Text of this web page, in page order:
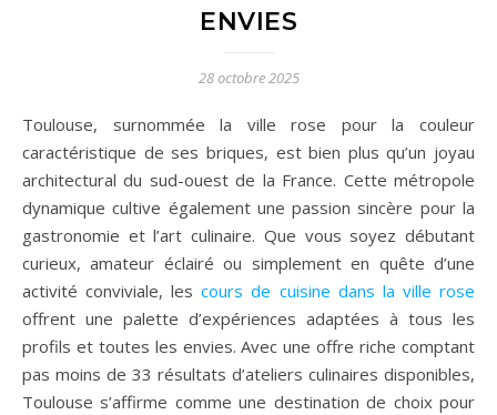
ENVIES
28 octobre 2025
Toulouse, surnommée la ville rose pour la couleur
caractéristique de ses briques, est bien plus qu’un joyau
architectural du sud-ouest de la France. Cette métropole
dynamique cultive également une passion sincère pour la
gastronomie et l’art culinaire. Que vous soyez débutant
curieux, amateur éclairé ou simplement en quête d’une
activité conviviale, lescours de cuisine dans la ville rose
offrent une palette d’expériences adaptées à tous les
profils et toutes les envies. Avec une offre riche comptant
pas moins de 33 résultats d’ateliers culinaires disponibles,
Toulouse s’affirme comme une destination de choix pour